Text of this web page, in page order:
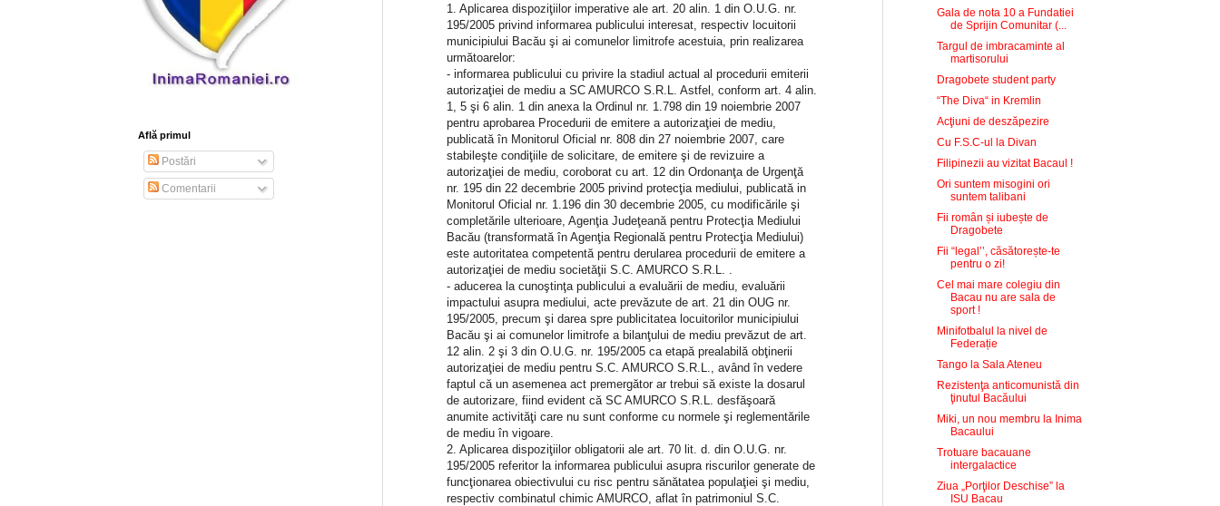
1. Aplicarea dispoziţiilor imperative ale art. 20 alin. 1 din O.U.G. nr.
195/2005 privind informarea publicului interesat, respectiv locuitorii
municipiului Bacău şi ai comunelor limitrofe acestuia, prin realizarea
următoarelor:
- informarea publicului cu privire la stadiul actual al procedurii emiterii
autorizaţiei de mediu a SC AMURCO S.R.L. Astfel, conform art. 4 alin.
1, 5 şi 6 alin. 1 din anexa la Ordinul nr. 1.798 din 19 noiembrie 2007
pentru aprobarea Procedurii de emitere a autorizaţiei de mediu,
publicată în Monitorul Oficial nr. 808 din 27 noiembrie 2007, care
stabileşte condiţiile de solicitare, de emitere şi de revizuire a
autorizaţiei de mediu, coroborat cu art. 12 din Ordonanţa de Urgenţă
nr. 195 din 22 decembrie 2005 privind protecţia mediului, publicată in
Monitorul Oficial nr. 1.196 din 30 decembrie 2005, cu modificările şi
completările ulterioare, Agenţia Judeţeană pentru Protecţia Mediului
Bacău (transformată în Agenţia Regională pentru Protecţia Mediului)
este autoritatea competentă pentru derularea procedurii de emitere a
autorizaţiei de mediu societăţii S.C. AMURCO S.R.L. .
- aducerea la cunoştinţa publicului a evaluării de mediu, evaluării
impactului asupra mediului, acte prevăzute de art. 21 din OUG nr.
195/2005, precum şi darea spre publicitatea locuitorilor municipiului
Bacău şi ai comunelor limitrofe a bilanţului de mediu prevăzut de art.
12 alin. 2 şi 3 din O.U.G. nr. 195/2005 ca etapă prealabilă obţinerii
autorizaţiei de mediu pentru S.C. AMURCO S.R.L., având în vedere
faptul că un asemenea act premergător ar trebui să existe la dosarul
de autorizare, fiind evident că SC AMURCO S.R.L. desfăşoară
anumite activităţi care nu sunt conforme cu normele şi reglementările
de mediu în vigoare.
2. Aplicarea dispoziţiilor obligatorii ale art. 70 lit. d. din O.U.G. nr.
195/2005 referitor la informarea publicului asupra riscurilor generate de
funcţionarea obiectivului cu risc pentru sănătatea populaţiei şi mediu,
respectiv combinatul chimic AMURCO, aflat în patrimoniul S.C.
Află primul
Postări
Comentarii
Gala de nota 10 a Fundatiei
de Sprijin Comunitar (...
Targul de imbracaminte al
martisorului
Dragobete student party
“The Diva“ in Kremlin
Acţiuni de deszăpezire
Cu F.S.C-ul la Divan
Filipinezii au vizitat Bacaul !
Ori suntem misogini ori
suntem talibani
Fii român și iubește de
Dragobete
Fii “legal’’, căsătorește-te
pentru o zi!
Cel mai mare colegiu din
Bacau nu are sala de
sport !
Minifotbalul la nivel de
Federație
Tango la Sala Ateneu
Rezistenţa anticomunistă din
ţinutul Bacăului
Miki, un nou membru la Inima
Bacaului
Trotuare bacauane
intergalactice
Ziua „Porţilor Deschise” la
ISU Bacau